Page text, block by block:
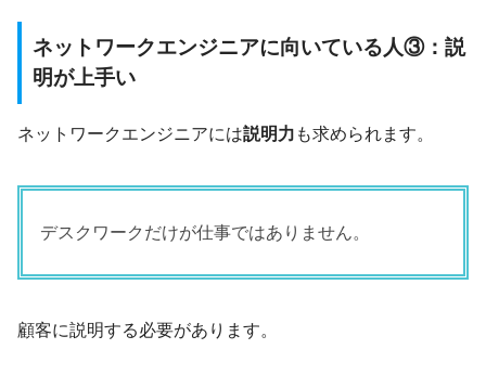
ネットワークエンジニアに向いている人③：説
明が上手い
ネットワークエンジニアには説明力 も求められます。
デスクワークだけが仕事ではありません。
顧客に説明する必要があります。